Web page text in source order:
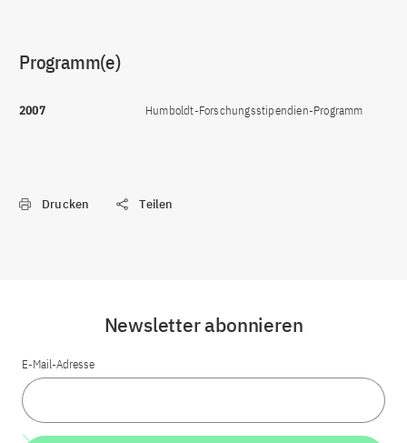
Programm(e)
2007 Humboldt-Forschungsstipendien-Programm
Drucken Teilen
Newsletter abonnieren
E-Mail-Adresse